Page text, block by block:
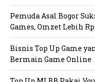
Pemuda Asal Bogor
Games, Omzet Lebih
Bisnis Top Up Game
Bermain Game Online